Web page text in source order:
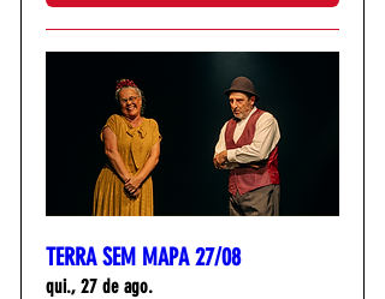
TERRA SEM MAPA 27/08
qui., 27 de ago.